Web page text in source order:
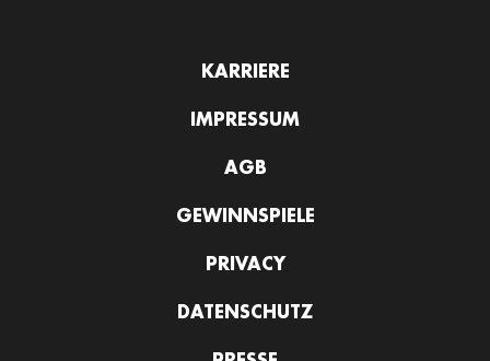
KARRIERE
IMPRESSUM
AGB
GEWINNSPIELE
PRIVACY
DATENSCHUTZ